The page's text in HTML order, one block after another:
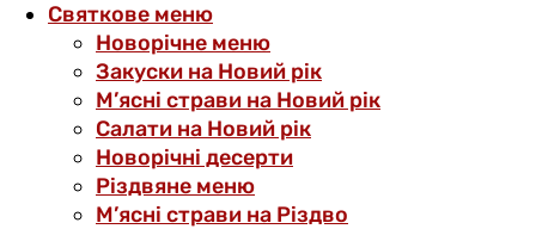
Святкове меню
Новорічне меню
Закуски на Новий рік
М’ясні страви на Новий рік
Салати на Новий рік
Новорічні десерти
Різдвяне меню
М’ясні страви на Різдво